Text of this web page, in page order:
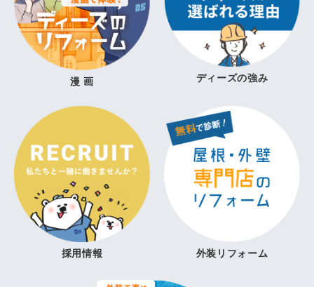
漫 画 ディーズの強み
採用情報 外装リフォーム